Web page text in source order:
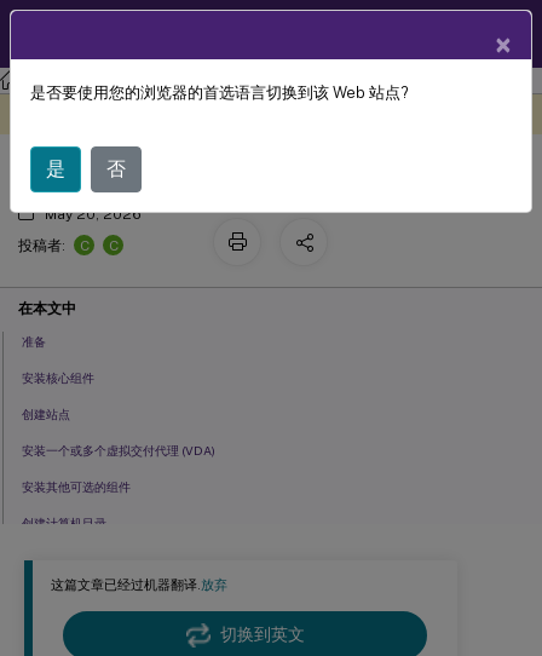
XenApp and XenDesktop XenApp 和 XenDesktop 7.15 LTSR
这篇文章已经过机器翻译.放弃
切换到英文
安装和配置过程
May 20, 2026
投稿者:
C C
在本文中
准备
安装核心组件
创建站点
安装一个或多个虚拟交付代理 (VDA)
安装其他可选的组件
创建计算机目录
创建新的交付组
创建应用程序组（可选）
×
是否要使用您的浏览器的首选语言切换到该 Web 站点?
是 否